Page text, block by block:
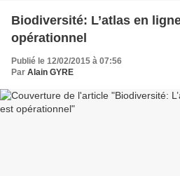
Biodiversité: L’atlas en
opérationnel
Publié le 12/02/2015 à 07:56
Par Alain GYRE